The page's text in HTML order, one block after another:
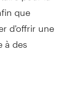
que
d'offrir une
des